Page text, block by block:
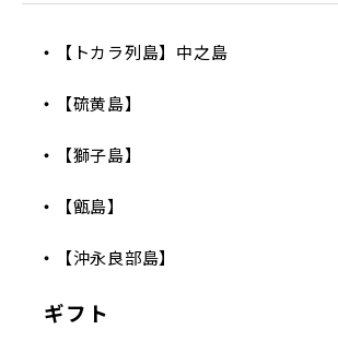
【トカラ列島】中之島
【硫黄島】
【獅子島】
【甑島】
【沖永良部島】
ギフト